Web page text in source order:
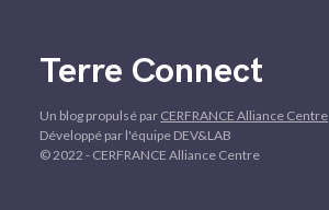
Terre Connect
Un blog propulsé par CERFRANCE Alliance Centre
Développé par l'équipe DEV&LAB
© 2022 - CERFRANCE Alliance Centre